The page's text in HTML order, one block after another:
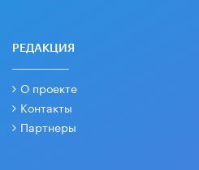
РЕДАКЦИЯ
О проекте
Контакты
Партнеры